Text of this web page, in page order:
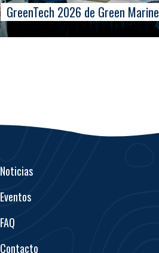
GreenTech 2026 de Green Marine
Noticias
Eventos
FAQ
Contacto